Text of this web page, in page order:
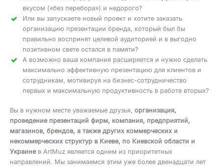
вкусом («без перебора») и недорого?
Или вы запускаете новый проект и хотите заказать
организацию презентации бренда, который был бы
правильно воспринят целевой аудиторией и в выгодно
позитивном свете остался в памяти?
А возможно ваша компания расширяется и нужно сделать
максимально эффективную презентацию для клиентов и
сотрудникам, мотивируя на бизнес-сотрудничество
первых и максимальную продуктивность в работе вторых?
Вы в нужном месте уважаемые друзья, организация,
проведение презентаций фирм, компания, предприятий,
магазинов, брендов, а также других коммерческих и
некоммерческих структур в Киеве, по Киевской области и
Украинев ArtMuz является одним из приоритетных
направлений. Мы занимаемся этим уже более двенадцати лет